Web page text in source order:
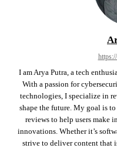
I am Arya Putra, a tech
With a passion for
technologies, I specialize in
shape the future. My goal is
reviews to help users make
innovations. Whether it’s
strive to deliver content that